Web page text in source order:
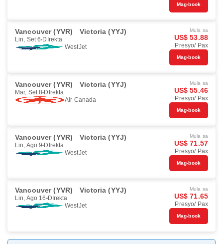
Mag-book
Vancouver (YVR) Victoria (YYJ)
Lin, Set 6 DIrekta
WestJet
Mula sa
US$ 53.88
Presyo/ Pax
Mag-book
Vancouver (YVR) Victoria (YYJ)
Mar, Set 8 DIrekta
Air Canada
Mula sa
US$ 55.46
Presyo/ Pax
Mag-book
Vancouver (YVR) Victoria (YYJ)
Lin, Ago 9 DIrekta
WestJet
Mula sa
US$ 71.57
Presyo/ Pax
Mag-book
Vancouver (YVR) Victoria (YYJ)
Lin, Ago 16 DIrekta
WestJet
Mula sa
US$ 71.65
Presyo/ Pax
Mag-book